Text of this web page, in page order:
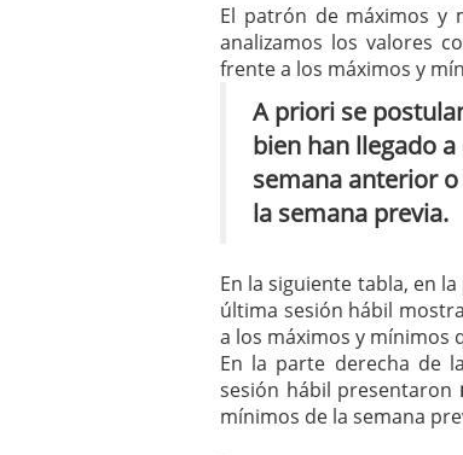
SONDEO
anuales. Se
mayo 28, 2013
Catalejo
y a?n tienen
CATALEJO
alcanzar la
rebote
El patrón de máximos y
analizamos los valores
frente a los máximos y
A priori se
bien han llegado
semana anterior
la semana previa.
En la siguiente tabla, en
última sesión hábil
a los máximos y mínimos
En la parte derecha de
sesión hábil presentaron
mínimos de la semana